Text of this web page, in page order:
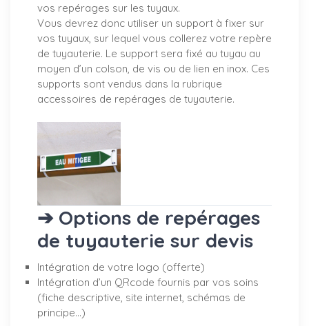
vos repérages sur les tuyaux.
Vous devrez donc utiliser un support à fixer sur
vos tuyaux, sur lequel vous collerez votre repère
de tuyauterie. Le support sera fixé au tuyau au
moyen d’un colson, de vis ou de lien en inox. Ces
supports sont vendus dans la rubrique
accessoires de repérages de tuyauterie.
➔ Options de repérages
de tuyauterie sur devis
Intégration de votre logo (offerte)
Intégration d’un QRcode fournis par vos soins
(fiche descriptive, site internet, schémas de
principe…)